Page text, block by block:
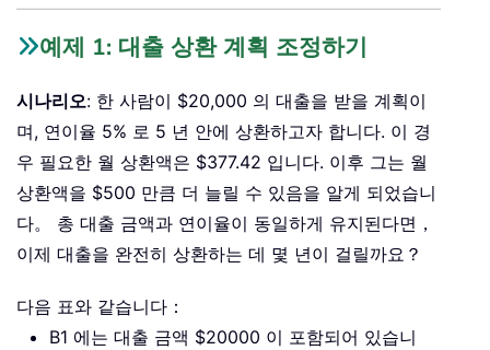
예제 1: 대출 상환 계획 조정하기
시나리오: 한 사람이 $20,000 의 대출을 받을 계획이
며, 연이율 5% 로 5 년 안에 상환하고자 합니다. 이 경
우 필요한 월 상환액은 $377.42 입니다. 이후 그는 월
상환액을 $500 만큼 더 늘릴 수 있음을 알게 되었습니
다。 총 대출 금액과 연이율이 동일하게 유지된다면，
이제 대출을 완전히 상환하는 데 몇 년이 걸릴까요？
다음 표와 같습니다：
B1 에는 대출 금액 $20000 이 포함되어 있습니